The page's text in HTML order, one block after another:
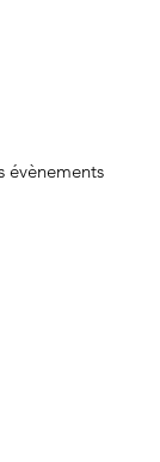
évènements